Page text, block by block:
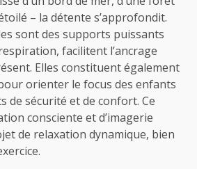
– la détente s’approfondit.
sont des supports puissants
facilitent l’ancrage
Elles constituent également
orienter le focus des enfants
de sécurité et de confort. Ce
consciente et d’imagerie
de relaxation dynamique, bien